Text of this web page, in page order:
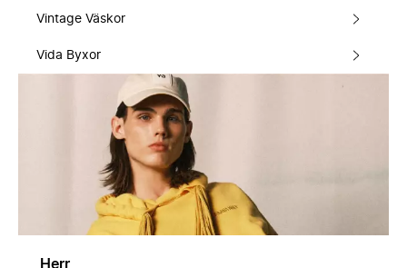
Vintage Väskor
Vida Byxor
Herr